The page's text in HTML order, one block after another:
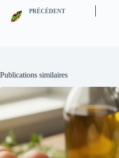
PRÉCÉDENT
Publications similaires